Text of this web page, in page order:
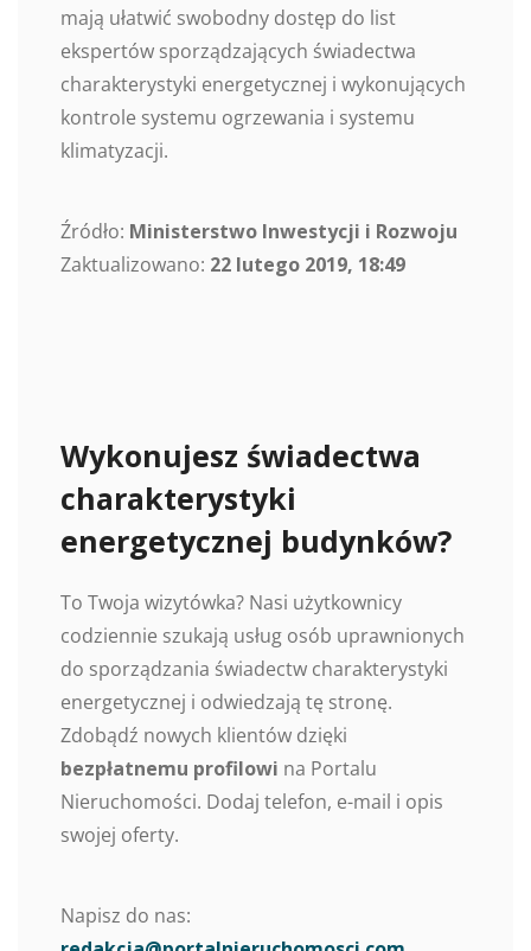
mają ułatwić swobodny dostęp do list
ekspertów sporządzających świadectwa
charakterystyki energetycznej i wykonujących
kontrole systemu ogrzewania i systemu
klimatyzacji.
Źródło: Ministerstwo Inwestycji i Rozwoju
Zaktualizowano: 22 lutego 2019, 18:49
Wykonujesz świadectwa
charakterystyki
energetycznej budynków?
To Twoja wizytówka? Nasi użytkownicy
codziennie szukają usług osób uprawnionych
do sporządzania świadectw charakterystyki
energetycznej i odwiedzają tę stronę.
Zdobądź nowych klientów dzięki
bezpłatnemu profilowi na Portalu
Nieruchomości. Dodaj telefon, e-mail i opis
swojej oferty.
Napisz do nas: